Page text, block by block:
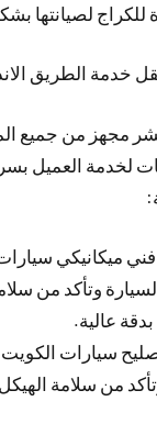
لصيانتها
خدمة الطريق
مجهز من جميع
لخدمة العميل
ميكانيكي
وتأكد من
عالية.
سيارات
من سلامة